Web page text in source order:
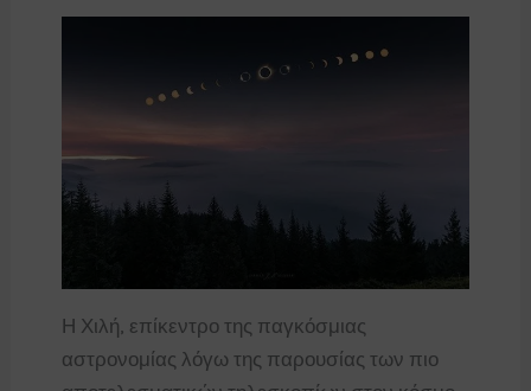
Η Χιλή, επίκεντρο της παγκόσμιας
αστρονομίας λόγω της παρουσίας των πιο